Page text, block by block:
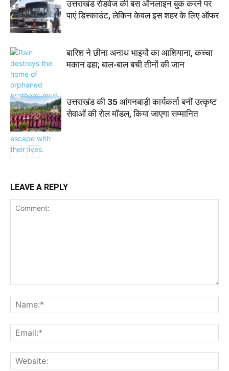
उत्तराखंड रोडवेज की बस ऑनलाइन बुक करने पर
पाएं डिस्काउंट, लेकिन केवल इस शहर के लिए ऑफर
बारिश ने छीना अनाथ भाइयों का आशियाना, कच्चा
मकान ढहा; बाल-बाल बची तीनों की जान
उत्तराखंड की 35 आंगनबाड़ी कार्यकर्ता बनीं उत्कृष्ट
सेवाओं की रोल मॉडल, किया जाएगा सम्मानित
LEAVE A REPLY